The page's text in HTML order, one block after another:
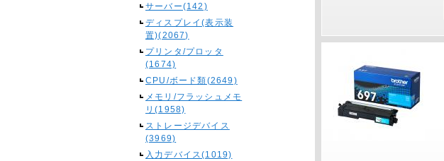
サーバー(142)
ディスプレイ(表示装
置)(2067)
プリンタ/プロッタ
(1674)
CPU/ボード類(2649)
メモリ/フラッシュメモ
リ(1958)
ストレージデバイス
(3969)
入力デバイス(1019)